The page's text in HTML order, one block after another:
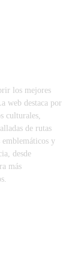
los mejores
web destaca por
culturales,
de rutas
emblemáticos y
desde
más